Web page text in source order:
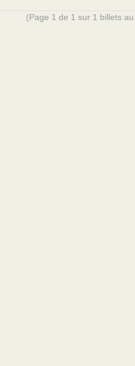
(Page 1 de 1 sur 1 billets